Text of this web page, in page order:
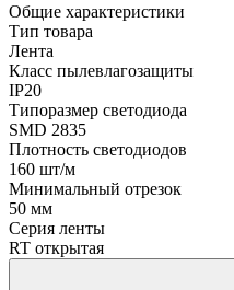
Общие характеристики
Тип товара
Лента
Класс пылевлагозащиты
IP20
Типоразмер светодиода
SMD 2835
Плотность светодиодов
160 шт/м
Минимальный отрезок
50 мм
Серия ленты
RT открытая